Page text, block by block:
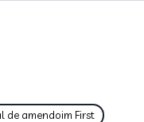
de amendoim First